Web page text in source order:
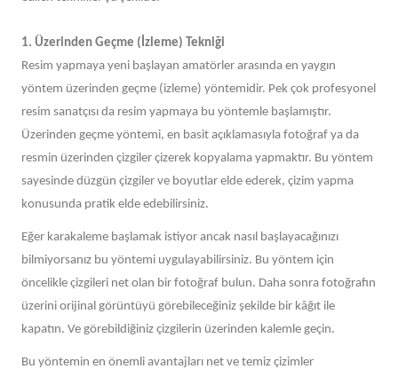
1. Üzerinden Geçme (İzleme) Tekniği
Resim yapmaya yeni başlayan amatörler arasında en yaygın
yöntem üzerinden geçme (izleme) yöntemidir. Pek çok profesyonel
resim sanatçısı da resim yapmaya bu yöntemle başlamıştır.
Üzerinden geçme yöntemi, en basit açıklamasıyla fotoğraf ya da
resmin üzerinden çizgiler çizerek kopyalama yapmaktır. Bu yöntem
sayesinde düzgün çizgiler ve boyutlar elde ederek, çizim yapma
konusunda pratik elde edebilirsiniz.
Eğer karakaleme başlamak istiyor ancak nasıl başlayacağınızı
bilmiyorsanız bu yöntemi uygulayabilirsiniz. Bu yöntem için
öncelikle çizgileri net olan bir fotoğraf bulun. Daha sonra fotoğrafın
üzerini orijinal görüntüyü görebileceğiniz şekilde bir kâğıt ile
kapatın. Ve görebildiğiniz çizgilerin üzerinden kalemle geçin.
Bu yöntemin en önemli avantajları net ve temiz çizimler